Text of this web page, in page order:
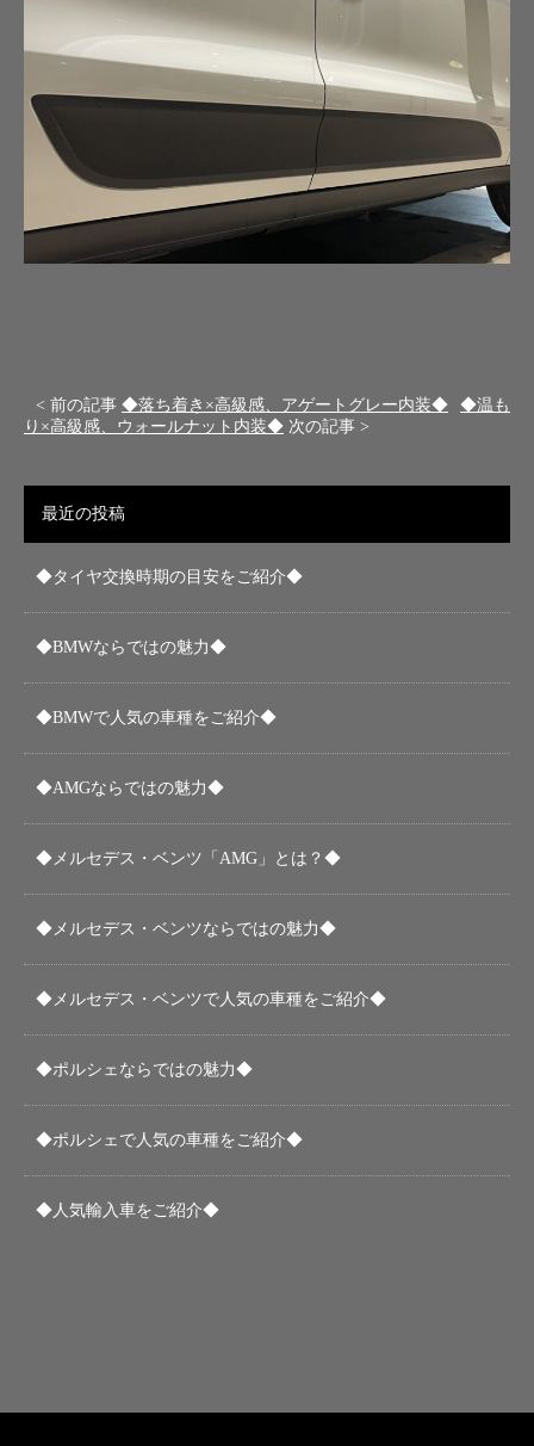
< 前の記事 ◆落ち着き×高級感、アゲートグレー内装◆
◆温も
り×高級感、ウォールナット内装◆ 次の記事 >
最近の投稿
◆タイヤ交換時期の目安をご紹介◆
◆BMWならではの魅力◆
◆BMWで人気の車種をご紹介◆
◆AMGならではの魅力◆
◆メルセデス・ベンツ「AMG」とは？◆
◆メルセデス・ベンツならではの魅力◆
◆メルセデス・ベンツで人気の車種をご紹介◆
◆ポルシェならではの魅力◆
◆ポルシェで人気の車種をご紹介◆
◆人気輸入車をご紹介◆